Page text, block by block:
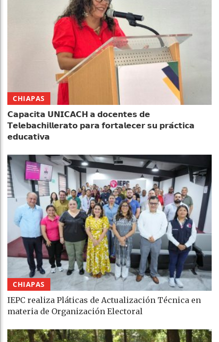
CHIAPAS
𝗖𝗮𝗽𝗮𝗰𝗶𝘁𝗮 𝗨𝗡𝗜𝗖𝗔𝗖𝗛 𝗮 𝗱𝗼𝗰𝗲𝗻𝘁𝗲𝘀 𝗱𝗲
𝗧𝗲𝗹𝗲𝗯𝗮𝗰𝗵𝗶𝗹𝗹𝗲𝗿𝗮𝘁𝗼 𝗽𝗮𝗿𝗮 𝗳𝗼𝗿𝘁𝗮𝗹𝗲𝗰𝗲𝗿 𝘀𝘂 𝗽𝗿𝗮́𝗰𝘁𝗶𝗰𝗮
𝗲𝗱𝘂𝗰𝗮𝘁𝗶𝘃𝗮
CHIAPAS
IEPC realiza Pláticas de Actualización Técnica en
materia de Organización Electoral